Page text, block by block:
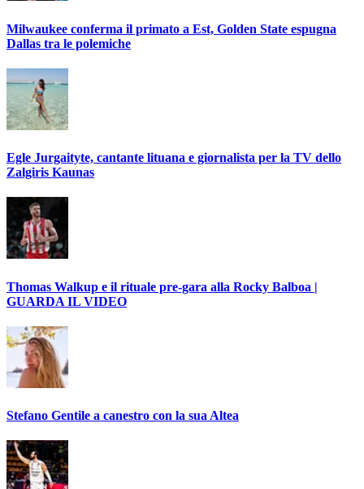
Milwaukee conferma il primato a Est, Golden State espugna
Dallas tra le polemiche
Egle Jurgaityte, cantante lituana e giornalista per la TV dello
Zalgiris Kaunas
Thomas Walkup e il rituale pre-gara alla Rocky Balboa |
GUARDA IL VIDEO
Stefano Gentile a canestro con la sua Altea